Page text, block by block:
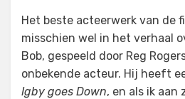
Het beste acteerwerk van de
misschien wel in het verhaal
Bob, gespeeld door Reg
onbekende acteur. Hij heeft
Igby goes Down, en als ik aan